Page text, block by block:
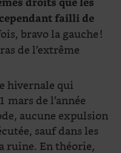
failli de
bravo la gauche !
de l’extrême
hivernale qui
mars de l’année
aucune expulsion
sauf dans les
ruine. En théorie,